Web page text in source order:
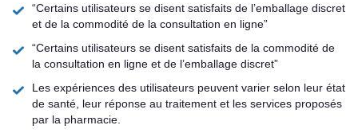
“Certains utilisateurs se disent satisfaits de l’emballage discret
et de la commodité de la consultation en ligne”
“Certains utilisateurs se disent satisfaits de la commodité de
la consultation en ligne et de l’emballage discret”
Les expériences des utilisateurs peuvent varier selon leur état
de santé, leur réponse au traitement et les services proposés
par la pharmacie.